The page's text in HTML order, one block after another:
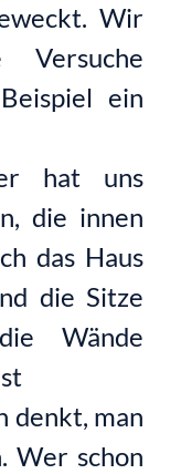
Wir
ein
hat uns
die innen
das Haus
die Sitze
Wände
denkt, man
Wer schon